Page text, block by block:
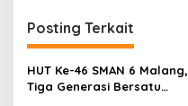
a
v
i
Posting Terkait
HUT Ke-46 SMAN 6 Malang,
Tiga Generasi Bersatu